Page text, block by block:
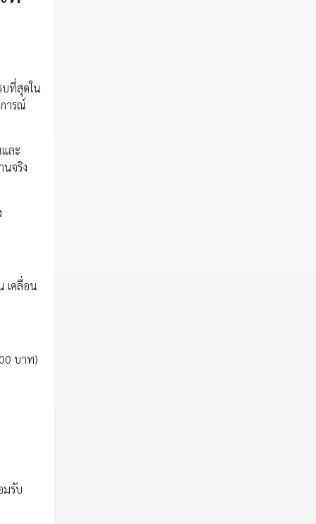
ที่สุดใน
ารณ์
ละ
จริง
เคลื่อน
บาท)
มรับ